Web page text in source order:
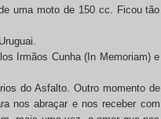
uma moto de 150 cc. Ficou tão
Irmãos Cunha (In Memoriam) e
do Asfalto. Outro momento de
nos abraçar e nos receber com